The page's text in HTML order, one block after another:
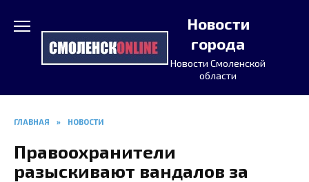
содержанию
Новости
города
Новости Смоленской
области
ГЛАВНАЯ » НОВОСТИ
Правоохранители
разыскивают вандалов за